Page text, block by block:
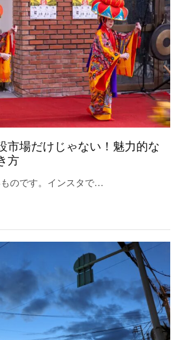
市場だけじゃない！魅力的な
方
のです。インスタで…